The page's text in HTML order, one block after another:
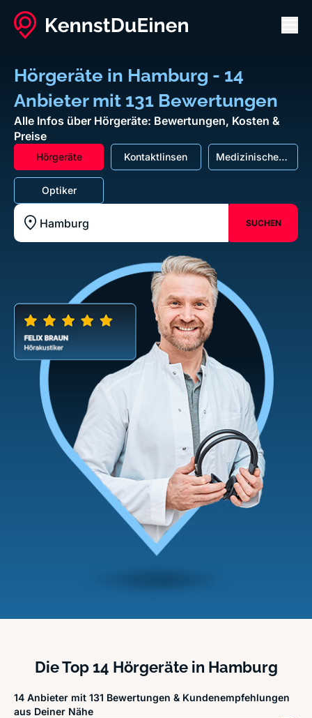
Hörgeräte in Hamburg - 14
Anbieter mit 131 Bewertungen
Alle Infos über Hörgeräte: Bewertungen, Kosten &
Preise
Hörgeräte Kontaktlinsen
Medizinische
Dienstleistungen
Optiker
Standort z.B. Frankfurt am Main
SUCHEN
Die Top 14 Hörgeräte in Hamburg
14 Anbieter mit 131 Bewertungen & Kundenempfehlungen
aus Deiner Nähe